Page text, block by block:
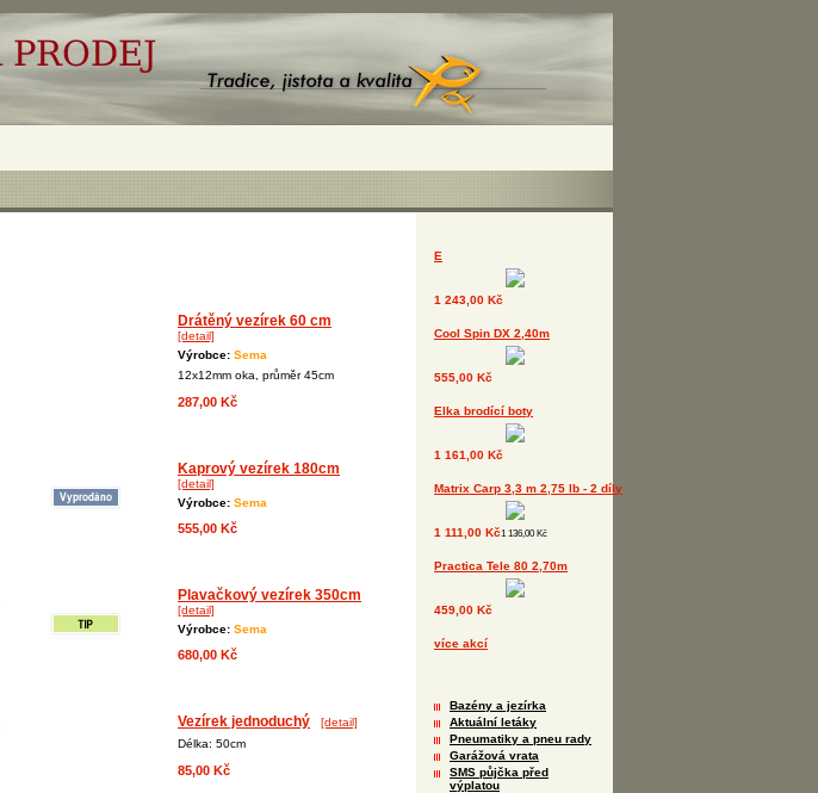
E
1 243,00 Kč
Cool Spin DX 2,40m
555,00 Kč
Elka brodící boty
1 161,00 Kč
Matrix Carp 3,3 m 2,75 lb - 2 díly
1 111,00 Kč1 136,00 Kč
Practica Tele 80 2,70m
459,00 Kč
více akcí
Bazény a jezírka
Aktuální letáky
Pneumatiky a pneu rady
Garážová vrata
SMS půjčka před
výplatou
Drátěný vezírek 60 cm
[detail]
Výrobce: Sema
12x12mm oka, průměr 45cm
287,00 Kč
Kaprový vezírek 180cm
[detail]
Výrobce: Sema
555,00 Kč
Plavačkový vezírek 350cm
[detail]
Výrobce: Sema
680,00 Kč
Vezírek jednoduchý
[detail]
Délka: 50cm
85,00 Kč